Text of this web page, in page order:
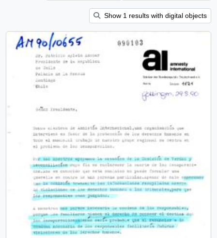
Show 1 results with digital objects